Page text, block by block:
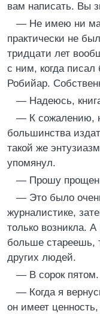
вам написать. Вы
— Не имею ни
практически не
тридцати лет
с ним, когда
Робийар.
— Надеюсь,
— К сожалению,
большинства
такой же
упомянул.
— Прошу
— Это было
журналистике,
только возникла.
больше стареешь,
других людей.
— В сорок пятом.
— Когда я
он имеет